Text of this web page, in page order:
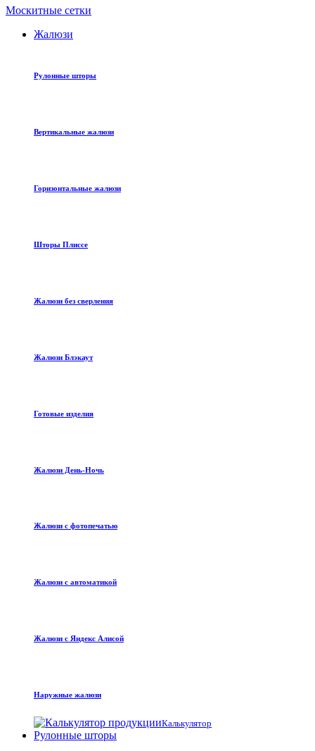
Москитные сетки
Жалюзи
Рулонные шторы
Вертикальные жалюзи
Горизонтальные жалюзи
Шторы Плиссе
Жалюзи без сверления
Жалюзи Блэкаут
Готовые изделия
Жалюзи День-Ночь
Жалюзи с фотопечатью
Жалюзи с автоматикой
Жалюзи с Яндекс Алисой
Наружные жалюзи
Калькулятор
Рулонные шторы